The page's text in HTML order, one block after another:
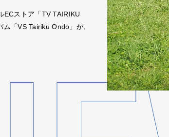
ECストア「TV TAIRIKU
「VS Tairiku Ondo」が、